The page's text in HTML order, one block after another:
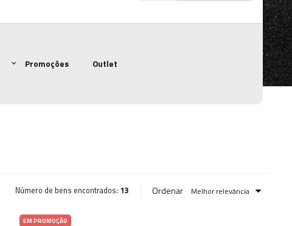
Promoções Outlet
Número de bens encontrados: 13 Ordenar Melhor relevância
EM PROMOÇÃO